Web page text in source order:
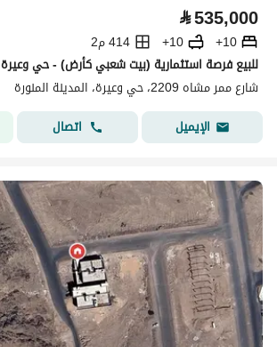
⃁535,000
10+
10+
414 م2
للبيع فرصة استثمارية (بيت شعبي كأرض) - حي وعيرة
شارع ممر مشاه 2209، حي وعيرة، المدينة المنورة
الإيميل
اتصال